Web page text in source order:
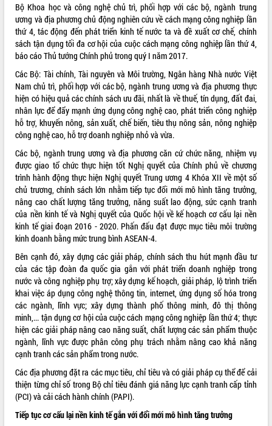
Bộ Khoa học và công nghệ chủ trì, phối hợp với các bộ, ngành trung
ương và địa phương chủ động nghiên cứu về cách mạng công nghiệp lần
thứ 4, tác động đến phát triển kinh tế nước ta và đề xuất cơ chế, chính
sách tận dụng tối đa cơ hội của cuộc cách mạng công nghiệp lần thứ 4,
báo cáo Thủ tướng Chính phủ trong quý I năm 2017.
Các Bộ: Tài chính, Tài nguyên và Môi trường, Ngân hàng Nhà nước Việt
Nam chủ trì, phối hợp với các bộ, ngành trung ương và địa phương thực
hiện có hiệu quả các chính sách ưu đãi, nhất là về thuế, tín dụng, đất đai,
nhân lực để đẩy mạnh ứng dụng công nghệ cao, phát triển công nghiệp
hỗ trợ, khuyến nông, sản xuất, chế biến, tiêu thụ nông sản, nông nghiệp
công nghệ cao, hỗ trợ doanh nghiệp nhỏ và vừa.
Các bộ, ngành trung ương và địa phương căn cứ chức năng, nhiệm vụ
được giao tổ chức thực hiện tốt Nghị quyết của Chính phủ về chương
trình hành động thực hiện Nghị quyết Trung ương 4 Khóa XII về một số
chủ trương, chính sách lớn nhằm tiếp tục đổi mới mô hình tăng trưởng,
nâng cao chất lượng tăng trưởng, năng suất lao động, sức cạnh tranh
của nền kinh tế và Nghị quyết của Quốc hội về kế hoạch cơ cấu lại nền
kinh tế giai đoạn 2016 - 2020. Phấn đấu đạt được mục tiêu môi trường
kinh doanh bằng mức trung bình ASEAN-4.
Bên cạnh đó, xây dựng các giải pháp, chính sách thu hút mạnh đầu tư
của các tập đoàn đa quốc gia gắn với phát triển doanh nghiệp trong
nước và công nghiệp phụ trợ; xây dựng kế hoạch, giải pháp, lộ trình triển
khai việc áp dụng công nghệ thông tin, internet, ứng dụng số hóa trong
các ngành, lĩnh vực; xây dựng thành phố thông minh, đô thị thông
minh,... tận dụng cơ hội của cuộc cách mạng công nghiệp lần thứ 4; thực
hiện các giải pháp nâng cao năng suất, chất lượng các sản phẩm thuộc
ngành, lĩnh vực được phân công phụ trách nhằm nâng cao khả năng
cạnh tranh các sản phẩm trong nước.
Các địa phương đặt ra các mục tiêu, chỉ tiêu và có giải pháp cụ thể để cải
thiện từng chỉ số trong Bộ chỉ tiêu đánh giá năng lực cạnh tranh cấp tỉnh
(PCI) và cải cách hành chính (PAPI).
Tiếp tục cơ cấu lại nền kinh tế gắn với đổi mới mô hình tăng trưởng